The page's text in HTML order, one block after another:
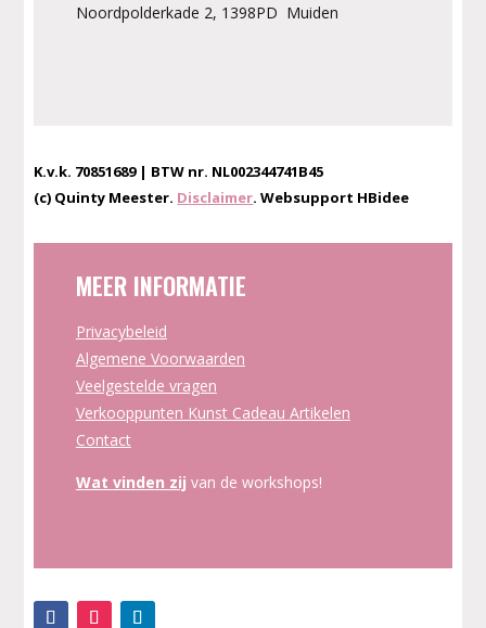
Noordpolderkade 2, 1398PD Muiden
K.v.k. 70851689 | BTW nr. NL002344741B45
(c) Quinty Meester. Disclaimer. Websupport HBidee
MEER INFORMATIE
Privacybeleid
Algemene Voorwaarden
Veelgestelde vragen
Verkooppunten Kunst Cadeau Artikelen
Contact
Wat vinden zij van de workshops!